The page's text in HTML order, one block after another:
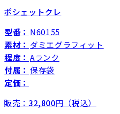
ポシェットクレ
型番： N60155
素材： ダミエグラフィット
程度： Aランク
付属： 保存袋
定価：
販売： 32,800円（税込）